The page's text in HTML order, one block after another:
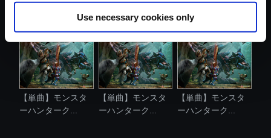
Use necessary cookies only
【単曲】モンスタ
ーハンターク...
【単曲】モンスタ
ーハンターク...
【単曲】モンスタ
ーハンターク...